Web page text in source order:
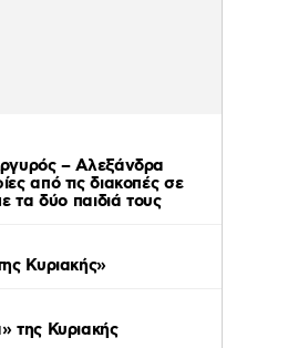
– Αλεξάνδρα
από τις διακοπές σε
τα δύο παιδιά τους
Κυριακής»
της Κυριακής